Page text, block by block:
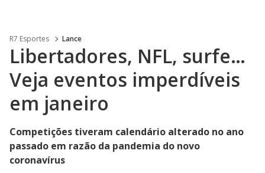
R7 Esportes Lance
Libertadores, NFL, surfe…
Veja eventos imperdíveis
em janeiro
Competições tiveram calendário alterado no ano
passado em razão da pandemia do novo
coronavírus